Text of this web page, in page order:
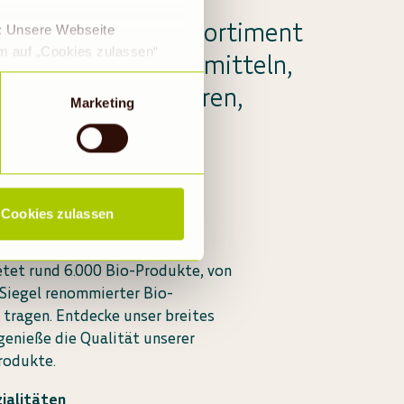
Unsere Webseite
auf „Cookies zulassen“
GVO eingewilligt, dass
Land mit einem nach
Risiko, dass die Daten
Marketing
Cookies zulassen
Bio-Sortiment
an Lebensmitteln,
Drogeriewaren,
Living Crafts.
rund 6.000 Bio-Produkte, von
renommierter Bio-
Entdecke unser breites
die Qualität unserer